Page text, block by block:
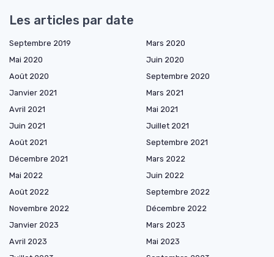
Les articles par date
Septembre 2019
Mars 2020
Mai 2020
Juin 2020
Août 2020
Septembre 2020
Janvier 2021
Mars 2021
Avril 2021
Mai 2021
Juin 2021
Juillet 2021
Août 2021
Septembre 2021
Décembre 2021
Mars 2022
Mai 2022
Juin 2022
Août 2022
Septembre 2022
Novembre 2022
Décembre 2022
Janvier 2023
Mars 2023
Avril 2023
Mai 2023